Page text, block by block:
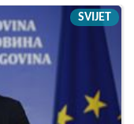
SVIJET